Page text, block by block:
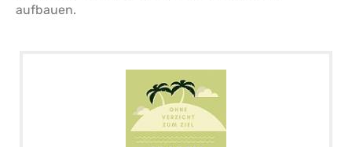
aufbauen.